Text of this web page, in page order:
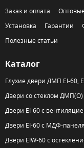
Заказ и оплата
Установка
Гарантии
Полезные статьи
Каталог
Глухие двери ДМП EI-60,
Двери со стеклом ДМП(О)
Двери EI-60 с
Двери EI-60 с МДФ-
Двери EIW-60 с